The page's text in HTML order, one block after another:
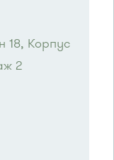
18, Корпус
2